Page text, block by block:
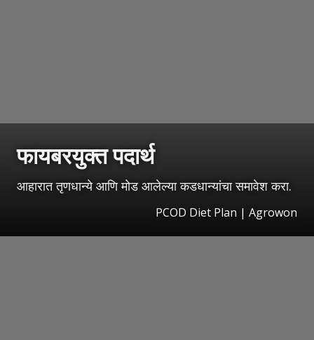
फायबरयुक्त पदार्थ
आहारात तृणधान्ये आणि मोड आलेल्या कडधान्यांचा समावेश करा.
PCOD Diet Plan | Agrowon